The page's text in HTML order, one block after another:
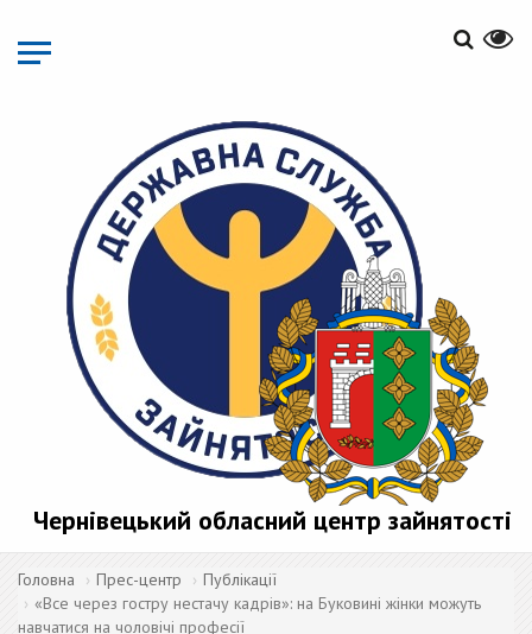
основного
матеріалу
Чернівецький обласний центр зайнятості
Головна Прес-центр
Публікації
«Все через гостру нестачу кадрів»: на Буковині жінки можуть
навчатися на чоловічі професії